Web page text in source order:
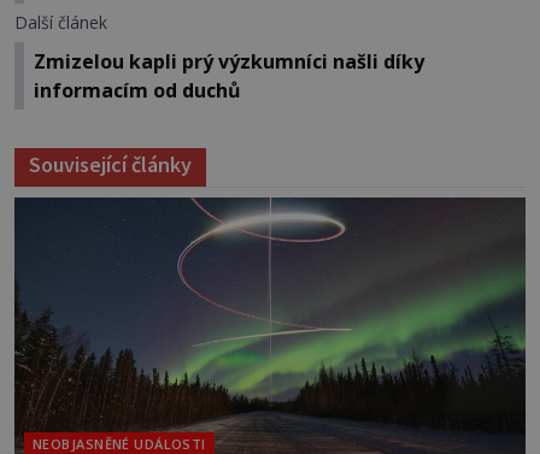
Další článek
Zmizelou kapli prý výzkumníci našli díky
informacím od duchů
Související články
NEOBJASNĚNÉ UDÁLOSTI